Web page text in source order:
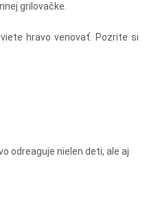
grilovačke.
hravo venovať. Pozrite si
odreaguje nielen deti, ale aj